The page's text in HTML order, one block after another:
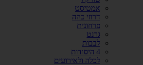
אמטיסט
דרוזי כהה
פרחונית
גרנט
לבבות
4 היסודות
לכלה ולאירועים